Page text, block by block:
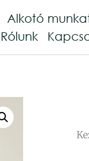
Alkotó
Rólunk